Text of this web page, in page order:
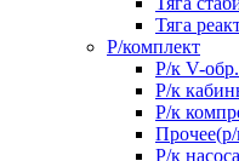
Тяга
Р/комплект
Р/к V-
Р/к
Р/к
Р/к